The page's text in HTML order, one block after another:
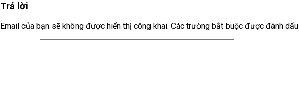
Trả lời
Email của bạn sẽ không được hiển thị công khai. Các trường bắt buộc được đánh dấu